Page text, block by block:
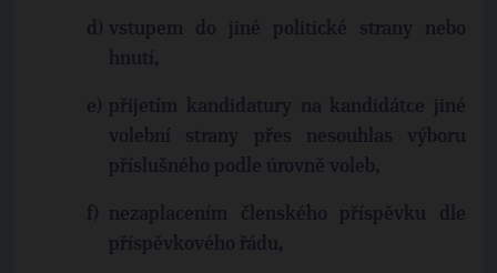
vstupem do jiné politické strany nebo
hnutí,
přijetím kandidatury na kandidátce jiné
volební strany přes nesouhlas výboru
příslušného podle úrovně voleb,
nezaplacením členského příspěvku dle
příspěvkového řádu,